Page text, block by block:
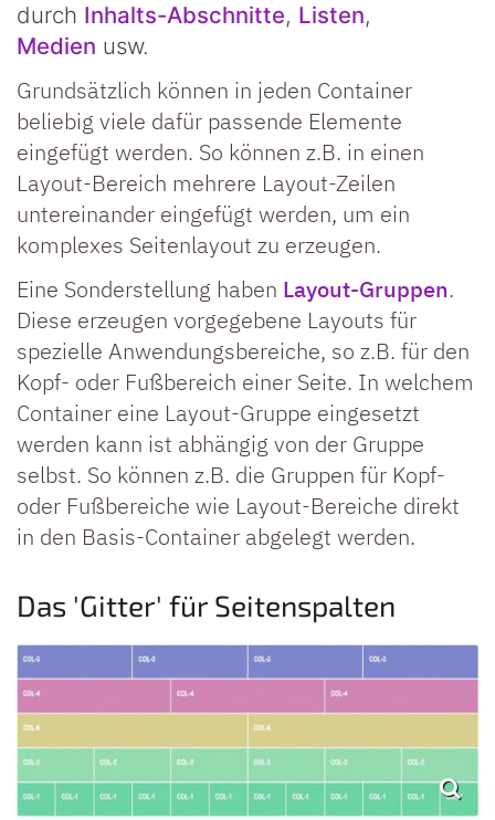
durch Inhalts-Abschnitte, Listen,
Medien usw.
Grundsätzlich können in jeden Container
beliebig viele dafür passende Elemente
eingefügt werden. So können z.B. in einen
Layout-Bereich mehrere Layout-Zeilen
untereinander eingefügt werden, um ein
komplexes Seitenlayout zu erzeugen.
Eine Sonderstellung haben Layout-Gruppen.
Diese erzeugen vorgegebene Layouts für
spezielle Anwendungsbereiche, so z.B. für den
Kopf- oder Fußbereich einer Seite. In welchem
Container eine Layout-Gruppe eingesetzt
werden kann ist abhängig von der Gruppe
selbst. So können z.B. die Gruppen für Kopf-
oder Fußbereiche wie Layout-Bereiche direkt
in den Basis-Container abgelegt werden.
Das 'Gitter' für Seitenspalten